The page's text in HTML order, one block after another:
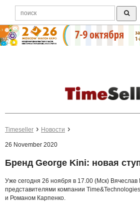
Timeseller Новости
26 November 2020
Бренд George Kini: новая
Уже сегодня 26 ноября в 17.00 (Мск) Вячеслав
представителями компании
и Романом Карпенко.